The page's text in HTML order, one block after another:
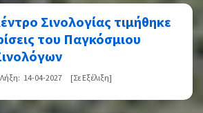
Σινολογίας τιμήθηκε
του Παγκόσμιου
Λήξη: 14-04-2027 [Σε Εξέλιξη]